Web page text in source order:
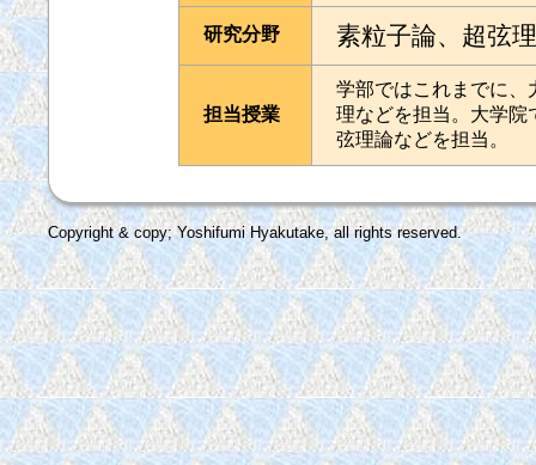
研究分野 素粒子論、超弦
担当授業
学部ではこれまでに、
理などを担当。大学院
弦理論などを担当。
Copyright & copy; Yoshifumi Hyakutake, all rights reserved.